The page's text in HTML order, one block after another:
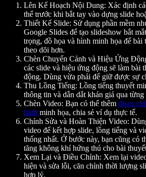
Lên Kế Hoạch Nội Dung: Xác định
thể trước khi bắt tay vào dựng slide
Thiết Kế Slide: Sử dụng phần mềm
Google Slides để tạo slideshow bắt
trọng, đồ họa và hình minh họa để bài
theo dõi hơn.
Chèn Chuyển Cảnh và Hiệu Ứng
các slide và hiệu ứng động sẽ làm bài
động. Dùng vừa phải để giữ được sự
Thu Lồng Tiếng: Lồng tiếng thuyết
thông tin và dẫn dắt khán giả qua từng
Chèn Video: Bạn có thể thêm đoạn
hình minh họa, chia sẻ ví dụ thực tế.
Chỉnh Sửa và Hoàn Thiện Video:
video để kết hợp slide, lồng tiếng và
thống nhất. Ở bước này, bạn cũng có
tăng không khí hứng thú cho bài
Xem Lại và Điều Chỉnh: Xem lại
hiện và sửa lỗi, căn chỉnh thời lượng
hợp lý.